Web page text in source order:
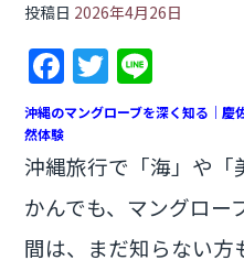
投稿日 2026年4月26日
F
a
c
e
b
o
T
w
itt
er
n
e
沖縄のマングローブを深く知る｜慶
然体験
沖縄旅行で「海」や
かんでも、マングロー
間は、まだ知らない方